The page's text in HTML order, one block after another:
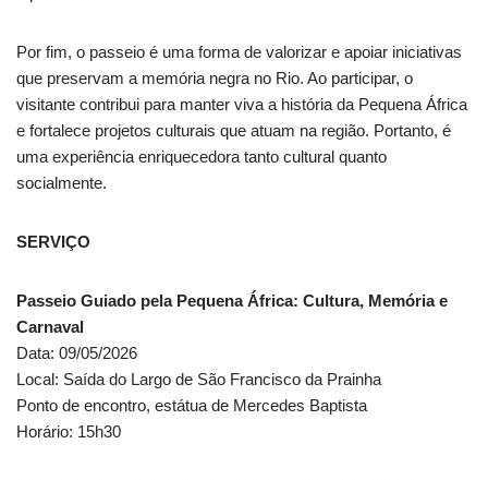
Por fim, o passeio é uma forma de valorizar e apoiar iniciativas
que preservam a memória negra no Rio. Ao participar, o
visitante contribui para manter viva a história da Pequena África
e fortalece projetos culturais que atuam na região. Portanto, é
uma experiência enriquecedora tanto cultural quanto
socialmente.
SERVIÇO
Passeio Guiado pela Pequena África: Cultura, Memória e
Carnaval
Data: 09/05/2026
Local: Saída do Largo de São Francisco da Prainha
Ponto de encontro, estátua de Mercedes Baptista
Horário: 15h30